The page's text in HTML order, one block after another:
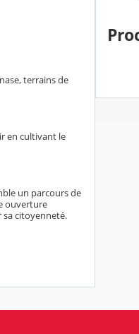
terrains de
en cultivant le
un parcours de
ouverture
sa citoyenneté.